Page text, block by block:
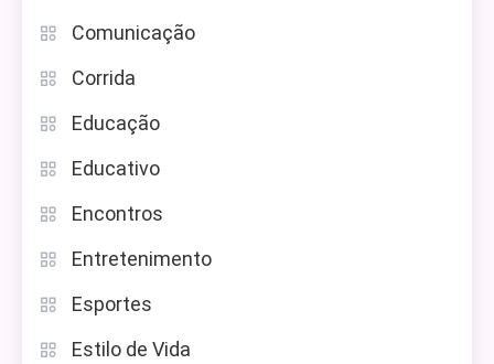
Comunicação
Corrida
Educação
Educativo
Encontros
Entretenimento
Esportes
Estilo de Vida